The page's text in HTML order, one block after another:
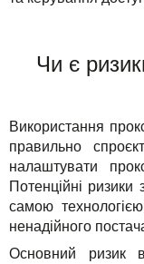
Чи є
Використання
правильно
налаштувати
Потенційні ризики
самою
ненадійного
Основний ризик